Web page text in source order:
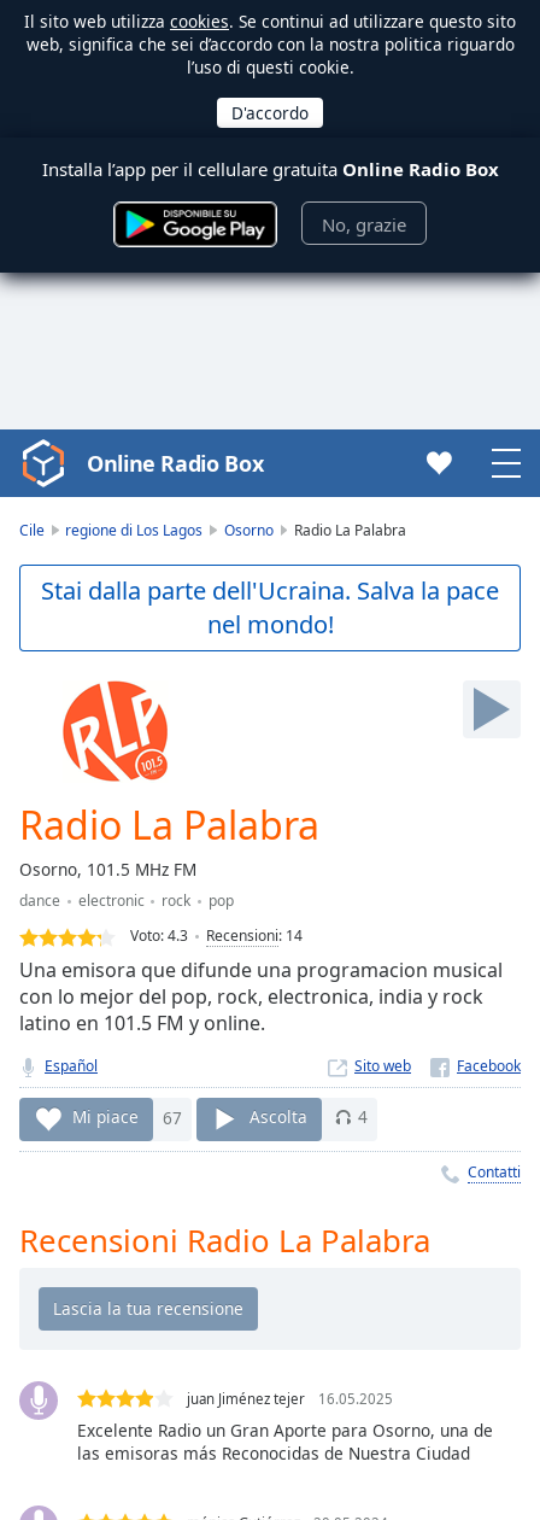
Il sito web utilizza cookies. Se continui ad utilizzare questo sito
web, significa che sei d’accordo con la nostra politica riguardo
l’uso di questi cookie.
Installa l’app per il cellulare gratuita Online Radio Box
No, grazie
Video
Player
Play
Video
Skip
Forward
Loaded:
0.00%
Stream
Type
Seek to
live,
currently
live
LIVE
Remaining
Time-
Rate
Chapters
Chapters
Descriptions
descriptions
Online Radio Box
Cile regione di Los Lagos Osorno Radio La Palabra
Stai dalla parte dell'Ucraina. Salva la pace
nel mondo!
Radio La Palabra
Osorno, 101.5 MHz FM
dance electronic rock
pop
Voto:4.3 Recensioni: 14
Una emisora que difunde una programacion musical
con lo mejor del pop, rock, electronica, india y rock
latino en 101.5 FM y online.
Español Sito web
Mi piace 67 Ascolta 4
Contatti
Recensioni Radio La Palabra
juan Jiménez tejer 16.05.2025
Excelente Radio un Gran Aporte para Osorno, una de
las emisoras más Reconocidas de Nuestra Ciudad